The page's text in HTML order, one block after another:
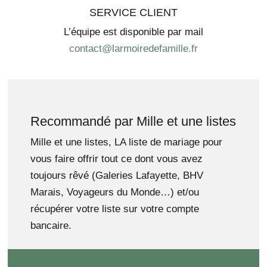
SERVICE CLIENT
L’équipe est disponible par mail
contact@larmoiredefamille.fr
Recommandé par Mille et une listes
Mille et une listes, LA liste de mariage pour
vous faire offrir tout ce dont vous avez
toujours rêvé (Galeries Lafayette, BHV
Marais, Voyageurs du Monde…) et/ou
récupérer votre liste sur votre compte
bancaire.